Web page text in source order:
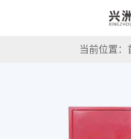
当前位置：